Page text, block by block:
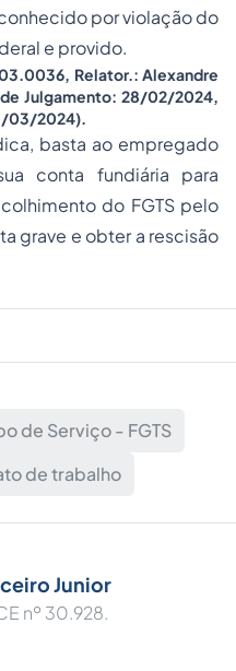
por violação do
e provido.
Relator.: Alexandre
Julgamento: 28/02/2024,
03/2024).
basta ao empregado
conta fundiária para
do FGTS pelo
grave e obter a rescisão
de Serviço - FGTS
de trabalho
Junior
nº 30.928.